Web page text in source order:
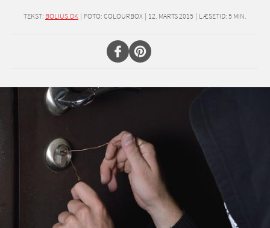
TEKST: BOLIUS.DK | FOTO: COLOURBOX | 12. MARTS 2015 | LÆSETID: 5 MIN.